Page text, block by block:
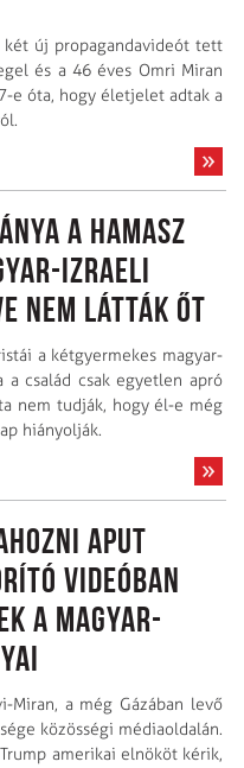
két új propagandavideót tett
és a 46 éves Omri Miran
e óta, hogy életjelet adtak a
a Hamasz
izraeli
nem látták őt
a kétgyermekes magyar-
a család csak egyetlen apró
nem tudják, hogy él-e még
hiányolják.
aput
videóban
a magyar-
Miran, a még Gázában levő
közösségi médiaoldalán.
amerikai elnököt kérik,